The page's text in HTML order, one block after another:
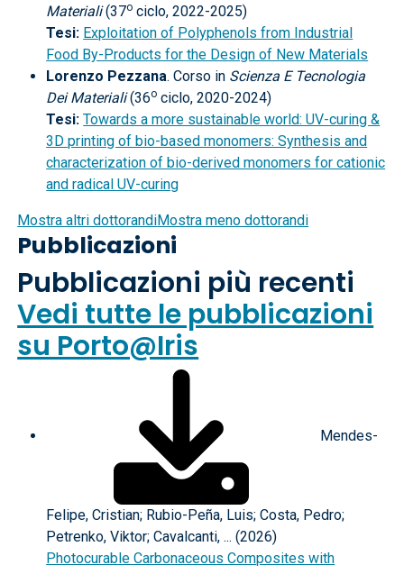
Materiali(37o ciclo, 2022-2025)
Tesi: Exploitation of Polyphenols from Industrial
Food By-Products for the Design of New Materials
Lorenzo Pezzana. Corso in Scienza E Tecnologia
Dei Materiali(36o ciclo, 2020-2024)
Tesi: Towards a more sustainable world: UV-curing &
3D printing of bio-based monomers: Synthesis and
characterization of bio-derived monomers for cationic
and radical UV-curing
Mostra altri dottorandiMostra meno dottorandi
Pubblicazioni
Pubblicazioni più recenti
Vedi tutte le pubblicazioni
su Porto@Iris
Mendes-
Felipe, Cristian; Rubio-Peña, Luis; Costa, Pedro;
Petrenko, Viktor; Cavalcanti, ... (2026)
Photocurable Carbonaceous Composites with